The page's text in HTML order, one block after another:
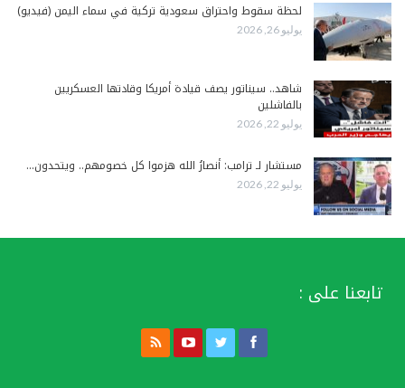
لحظة سقوط واحتراق سعودية تركية في سماء اليمن (فيديو)
يوليو 26, 2026
شاهد.. سيناتور يصف قيادة أمريكا وقادتها العسكريين
بالفاشلين
يوليو 22, 2026
مستشار لـ ترامب: أنصارُ الله هزموا كل خصومهم.. ويتحدون…
يوليو 22, 2026
تابعنا على :